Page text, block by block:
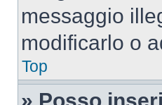
messaggio
modificarlo o
Top